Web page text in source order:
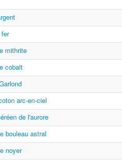
mithrite
cobalt
arc-en-ciel
de l'aurore
bouleau astral
noyer